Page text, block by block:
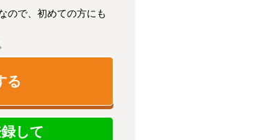
ので、初めての方にも
る
して